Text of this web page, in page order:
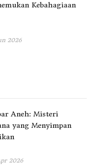
Kebahagiaan
2026
Aneh: Misteri
yang Menyimpan
2026